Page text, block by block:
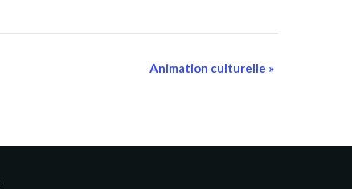
Animation culturelle »